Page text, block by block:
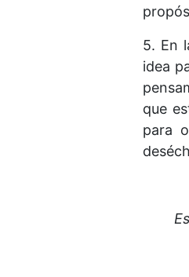
5. En
idea
que
para